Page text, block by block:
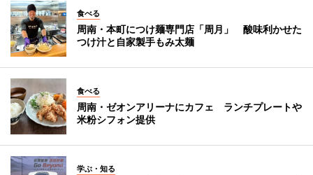
食べる
周南・本町につけ麺専門店「周月」 酸味利かせた
つけ汁と自家製手もみ太麺
食べる
周南・ゼオンアリーナにカフェ ランチプレートや
米粉シフォン提供
学ぶ・知る